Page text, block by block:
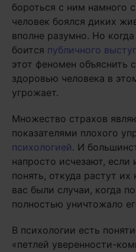
бороться с ним намного
человек боялся диких
вполне разумно. Но
боится публичного
этот феномен объяснить
здоровью человека в
угрожает.
Множество страхов
показателями плохого
психологией. И
напросто исчезают, если
понять, откуда растут
вас были случаи, когда
полностью уничтожало
В психологии есть
«петлей уверенности-